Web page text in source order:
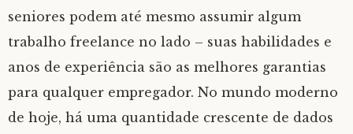
seniores podem até mesmo assumir algum
trabalho freelance no lado – suas habilidades e
anos de experiência são as melhores garantias
para qualquer empregador. No mundo moderno
de hoje, há uma quantidade crescente de dados